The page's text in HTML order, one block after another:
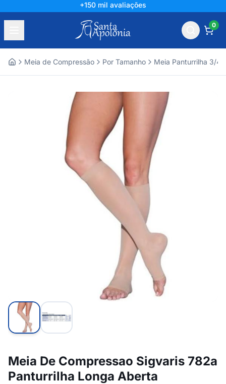
+150 mil avaliações
0
Meia de Compressão Por Tamanho Meia Panturrilha 3/4
Meia De Compressao Sigvaris 782a
Panturrilha Longa Aberta